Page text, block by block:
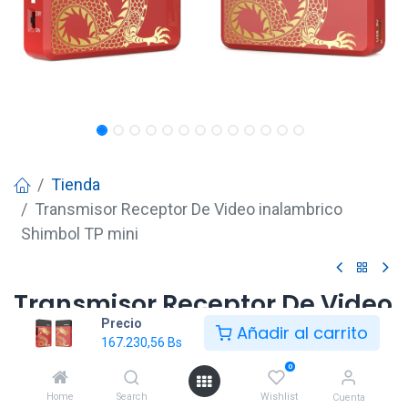
Precio
167.230,56 Bs Añadir al carrito
Home Search
0
Wishlist Cuenta
Tienda
Transmisor Receptor De Video inalambrico
Shimbol TP mini
Transmisor Receptor De Video
inalambrico Shimbol TP mini
167.230,56 Bs